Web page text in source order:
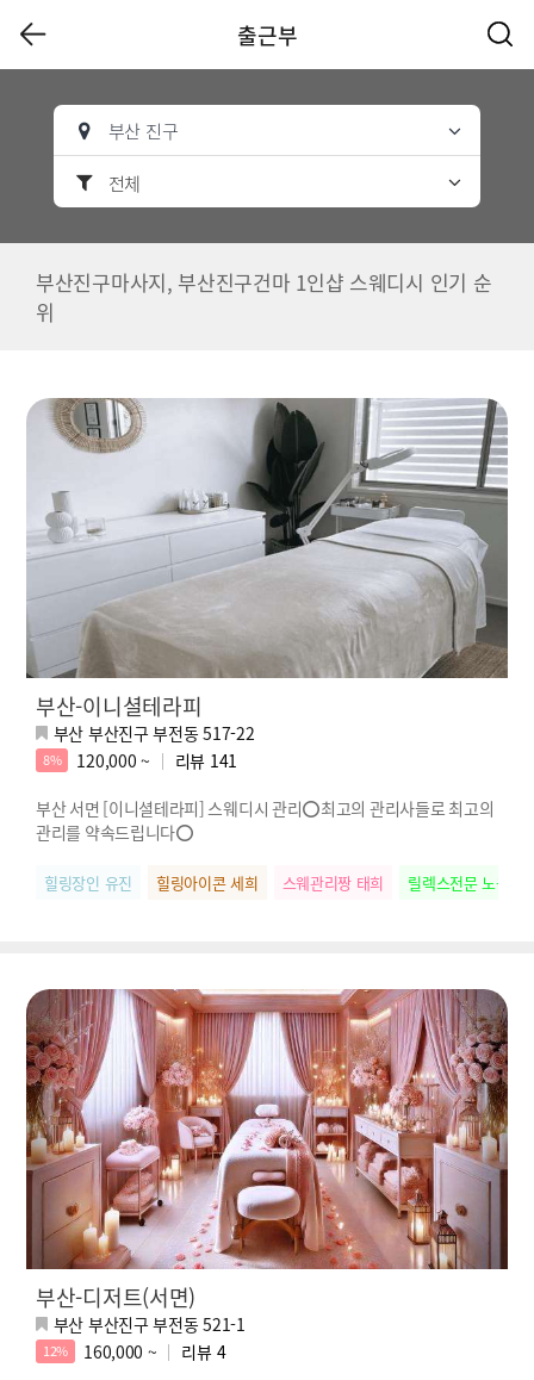
출근부
부산 진구
전체
부산진구마사지, 부산진구건마 1인샵 스웨디시 인기 순
위
부산-이니셜테라피
부산 부산진구 부전동 517-22
8% 120,000 ~ 리뷰 141
부산 서면 [이니셜테라피] 스웨디시 관리⭕최고의 관리사들로 최고의
관리를 약속드립니다⭕
힐링장인 유진 힐링아이콘 세희 스웨관리짱 태희 릴렉스전문 노을
부산-디저트(서면)
부산 부산진구 부전동 521-1
12% 160,000 ~ 리뷰 4